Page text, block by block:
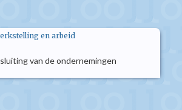
en arbeid
van de ondernemingen